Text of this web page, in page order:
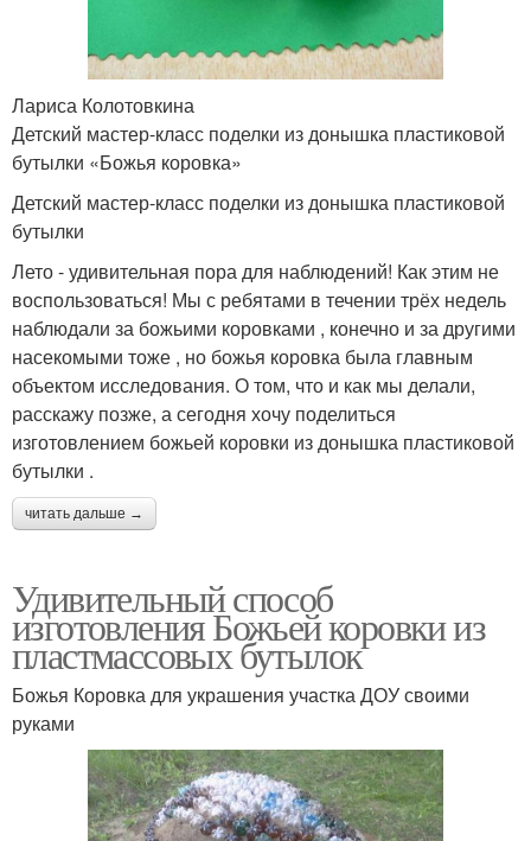
Лариса Колотовкина
Детский мастер-класс поделки из донышка пластиковой
бутылки «Божья коровка»
Детский мастер-класс поделки из донышка пластиковой
бутылки
Лето - удивительная пора для наблюдений! Как этим не
воспользоваться! Мы с ребятами в течении трёх недель
наблюдали за божьими коровками , конечно и за другими
насекомыми тоже , но божья коровка была главным
объектом исследования. О том, что и как мы делали,
расскажу позже, а сегодня хочу поделиться
изготовлением божьей коровки из донышка пластиковой
бутылки .
читать дальше →
Удивительный способ
изготовления Божьей коровки из
пластмассовых бутылок
Божья Коровка для украшения участка ДОУ своими
руками